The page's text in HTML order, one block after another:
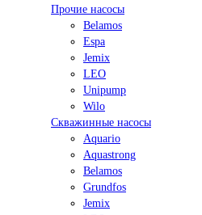
Прочие насосы
Belamos
Espa
Jemix
LEO
Unipump
Wilo
Скважинные насосы
Aquario
Aquastrong
Belamos
Grundfos
Jemix